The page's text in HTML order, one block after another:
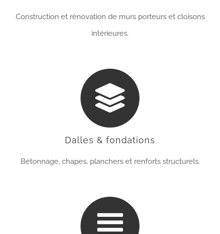
Construction et rénovation de murs porteurs et cloisons
intérieures.
Dalles & fondations
Bétonnage, chapes, planchers et renforts structurels.